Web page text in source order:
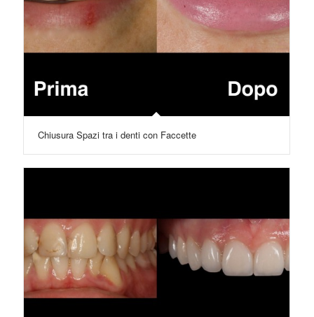
Chiusura Spazi tra i denti con Faccette